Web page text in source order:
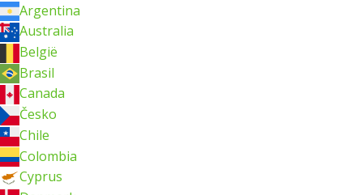
Argentina
Australia
België
Brasil
Canada
Česko
Chile
Colombia
Cyprus